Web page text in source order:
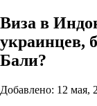
Виза в
украинцев,
Бали?
Добавлено: 12 мая,